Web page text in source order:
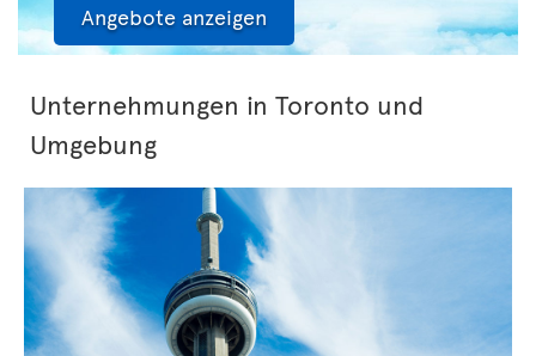
Angebote anzeigen
Unternehmungen in Toronto und
Umgebung